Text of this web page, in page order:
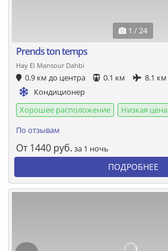
1 / 24
Prends ton temps
Hay El Mansour Dahbi
0.9 км до центра 0.1 км
8.1 км
Кондиционер
Хорошее расположение
Низкая цена
По отзывам
От 1440 руб. за 1 ночь
ПОДРОБНЕЕ